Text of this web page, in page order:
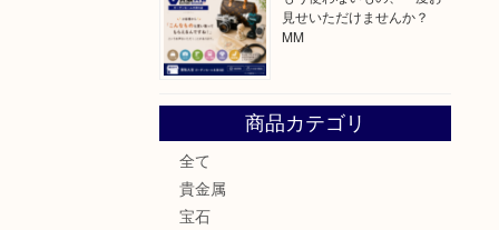
見せいただけませんか？
MM
商品カテゴリ
全て
貴金属
宝石